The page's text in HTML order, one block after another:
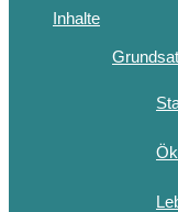
Inhalte